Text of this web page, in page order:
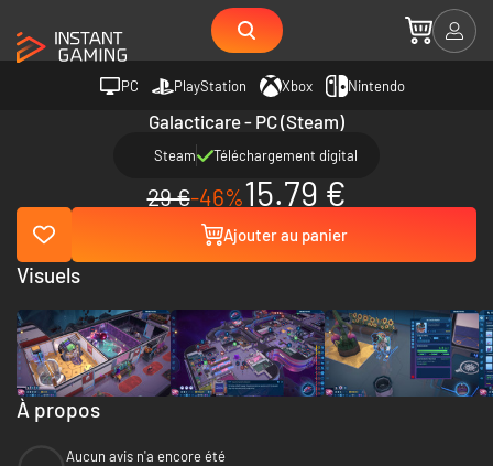
PC PlayStation Xbox Nintendo
Galacticare - PC (Steam)
Steam Téléchargement digital
29 €-46%15.79 €
Ajouter au panier
À propos
Aucun avis n'a encore été
Visuels